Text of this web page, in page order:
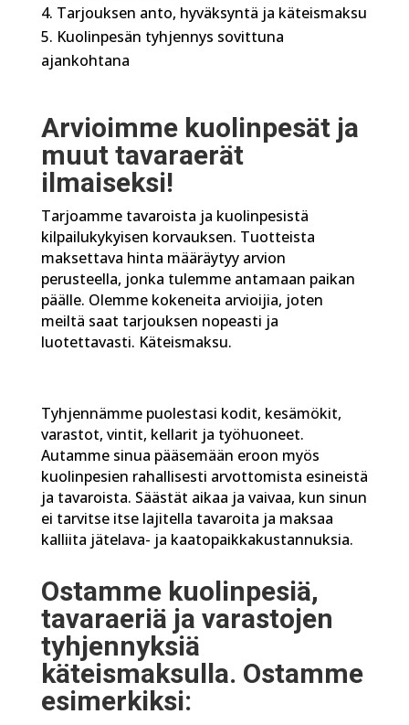
Tarjouksen anto, hyväksyntä ja käteismaksu
Kuolinpesän tyhjennys sovittuna
ajankohtana
Arvioimme kuolinpesät ja
muut tavaraerät
ilmaiseksi!
Tarjoamme tavaroista ja kuolinpesistä
kilpailukykyisen korvauksen. Tuotteista
maksettava hinta määräytyy arvion
perusteella, jonka tulemme antamaan paikan
päälle. Olemme kokeneita arvioijia, joten
meiltä saat tarjouksen nopeasti ja
luotettavasti. Käteismaksu.
Tyhjennämme puolestasi kodit, kesämökit,
varastot, vintit, kellarit ja työhuoneet.
Autamme sinua pääsemään eroon myös
kuolinpesien rahallisesti arvottomista esineistä
ja tavaroista. Säästät aikaa ja vaivaa, kun sinun
ei tarvitse itse lajitella tavaroita ja maksaa
kalliita jätelava- ja kaatopaikkakustannuksia.
Ostamme kuolinpesiä,
tavaraeriä ja varastojen
tyhjennyksiä
käteismaksulla. Ostamme
esimerkiksi: